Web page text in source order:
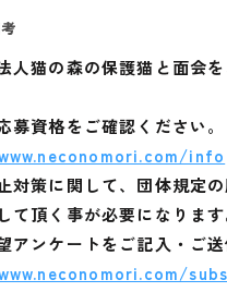
人猫の森の保護猫と面会
資格をご確認ください。
info
対策に関して、団体規定
て頂く事が必要になります
ンケートをご記入・ご送